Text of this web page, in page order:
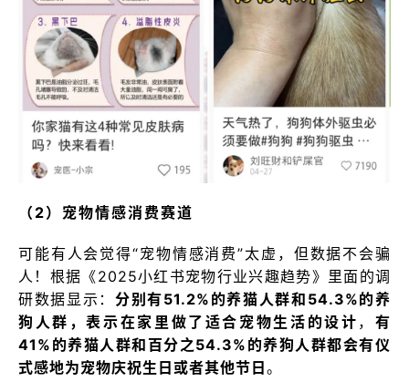
（2）宠物情感消费赛道
可能有人会觉得“宠物情感消费”太虚，但数据不会骗
人！根据《2025小红书宠物行业兴趣趋势》里面的调
研数据显示： 分别有51.2%的养猫人群和54.3%的养
狗人群，表示在家里做了适合宠物生活的设计 ，有
41%的养猫人群和百分之54.3%的养狗人群都会有仪
式感地为宠物庆祝生日或者其他节日 。